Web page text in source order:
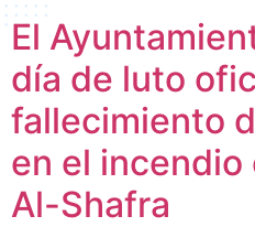
El
día de luto
fallecimiento
en el incendio
Al-Shafra